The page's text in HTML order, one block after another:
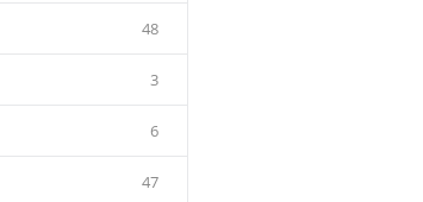
48
3
6
47